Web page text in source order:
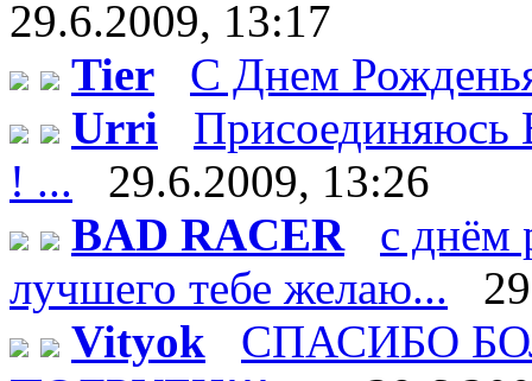
29.6.2009, 13:17
Tier
С Днем
Urri
Присоединяюсь
! ...
29.6.2009, 13:26
BAD RACER
с днём
лучшего тебе желаю...
Vityok
СПАСИБО